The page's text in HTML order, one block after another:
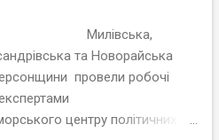
відходами: Сучасна система
відходами в прифронтовій
громаді; Місцевий План
відходами, Стратегічні цілі
розробці Плану, Покрокові
та Новорайська
провели робочі
центру політичних і